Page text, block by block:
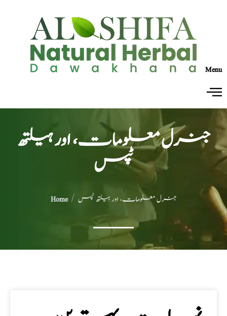
Menu
جنرل معلومات، اور ہیلتھ
ٹپس
Home / جنرل معلومات، اور ہیلتھ ٹپس